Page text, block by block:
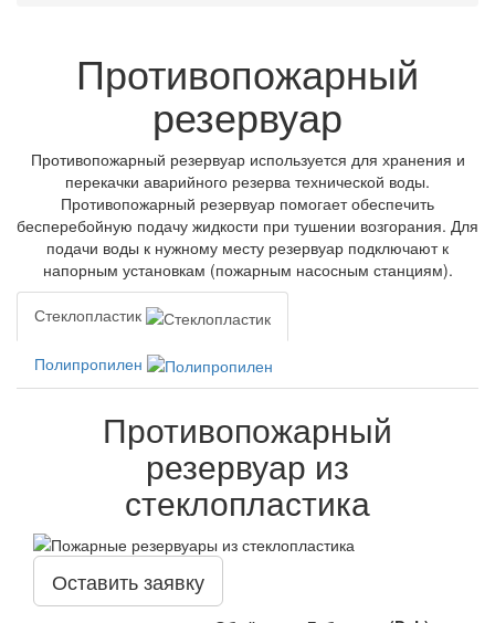
Противопожарный
резервуар
Противопожарный резервуар используется для хранения и
перекачки аварийного резерва технической воды.
Противопожарный резервуар помогает обеспечить
бесперебойную подачу жидкости при тушении возгорания. Для
подачи воды к нужному месту резервуар подключают к
напорным установкам (пожарным насосным станциям).
Стеклопластик
Полипропилен
Противопожарный
резервуар из
стеклопластика
Оставить заявку